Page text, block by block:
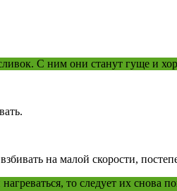
С ним они станут гуще и
на малой скорости,
то следует их снова